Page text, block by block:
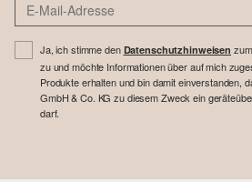
Ja, ich stimme den Datenschutzhinweisen
zu und möchte Informationen über auf mich
Produkte erhalten und bin damit einverstanden,
GmbH & Co. KG zu diesem Zweck ein
darf.